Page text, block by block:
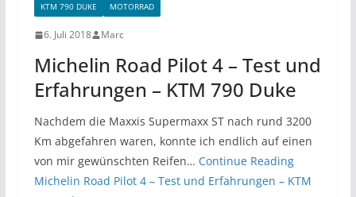
KTM 790 DUKE MOTORRAD
6. Juli 2018 Marc
Michelin Road Pilot 4 – Test und
Erfahrungen – KTM 790 Duke
Nachdem die Maxxis Supermaxx ST nach rund 3200
Km abgefahren waren, konnte ich endlich auf einen
von mir gewünschten Reifen… Continue Reading
Michelin Road Pilot 4 – Test und Erfahrungen – KTM